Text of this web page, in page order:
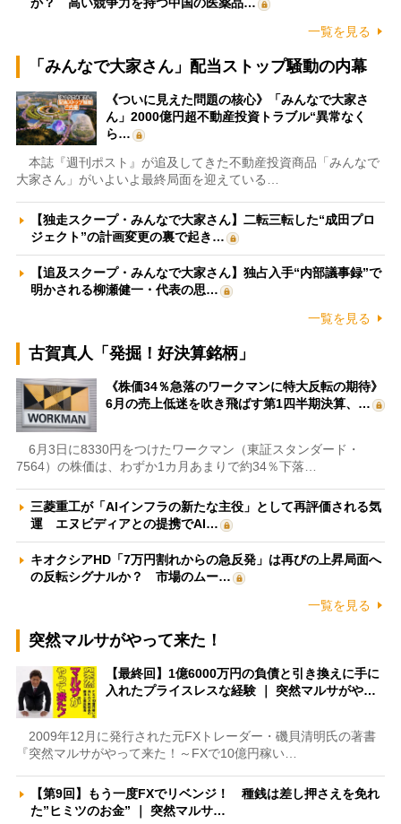
一覧を見る
「みんなで大家さん」配当ストップ騒動の内幕
《ついに見えた問題の核心》「みんなで大家さ
ん」2000億円超不動産投資トラブル“異常なく
ら…
本誌『週刊ポスト』が追及してきた不動産投資商品「みんなで
大家さん」がいよいよ最終局面を迎えている…
【独走スクープ・みんなで大家さん】二転三転した“成田プロ
ジェクト”の計画変更の裏で起き…
【追及スクープ・みんなで大家さん】独占入手“内部議事録”で
明かされる柳瀬健一・代表の思…
一覧を見る
古賀真人「発掘！好決算銘柄」
《株価34％急落のワークマンに特大反転の期待》
6月の売上低迷を吹き飛ばす第1四半期決算、…
6月3日に8330円をつけたワークマン（東証スタンダード・
7564）の株価は、わずか1カ月あまりで約34％下落…
三菱重工が「AIインフラの新たな主役」として再評価される気
運 エヌビディアとの提携でAI…
キオクシアHD「7万円割れからの急反発」は再びの上昇局面へ
の反転シグナルか？ 市場のムー…
一覧を見る
突然マルサがやって来た！
【最終回】1億6000万円の負債と引き換えに手に
入れたプライスレスな経験 ｜ 突然マルサがや…
2009年12月に発行された元FXトレーダー・磯貝清明氏の著書
『突然マルサがやって来た！～FXで10億円稼い…
【第9回】もう一度FXでリベンジ！ 種銭は差し押さえを免れ
た”ヒミツのお金” ｜ 突然マルサ…